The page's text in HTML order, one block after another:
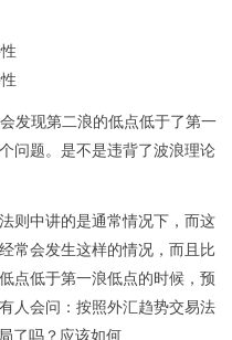
发现第二浪的低点低于了第一
问题。是不是违背了波浪理论
则中讲的是通常情况下，而这
常会发生这样的情况，而且比
点低于第一浪低点的时候，预
人会问：按照外汇趋势交易法
了吗？应该如何